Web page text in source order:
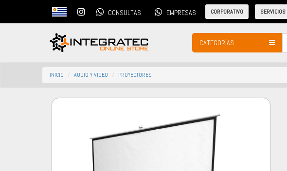
CONSULTAS EMPRESAS CORPORATIVO SERVICIOS
CATEGORÍAS
INICIO AUDIO Y VIDEO PROYECTORES